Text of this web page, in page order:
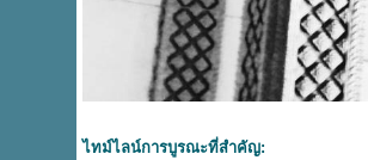
ไทม์ไลน์การบูรณะที่สำคัญ: